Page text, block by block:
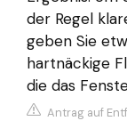
der Regel
geben Sie
hartnäckige
die das
Antrag auf